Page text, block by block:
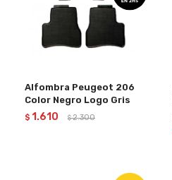
Alfombra Peugeot 206
Color Negro Logo Gris
$ 1.610 $ 2.300